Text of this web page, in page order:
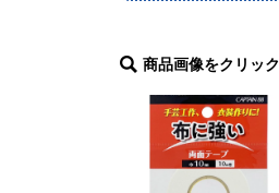
商品画像をクリッ